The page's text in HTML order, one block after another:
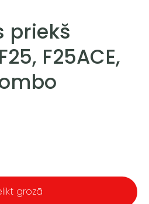
priekš
F25ACE,
grozā